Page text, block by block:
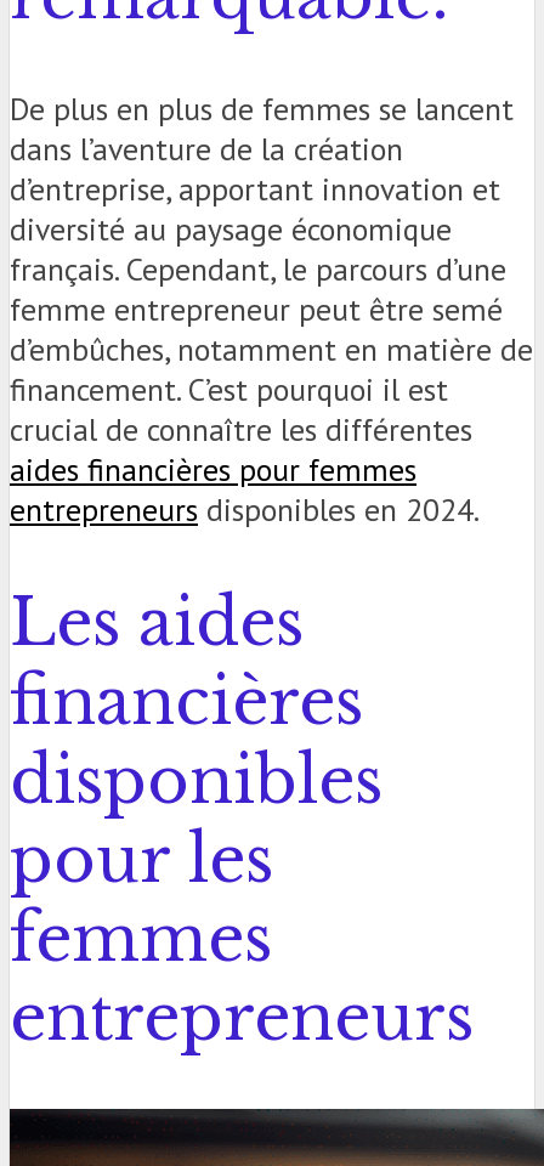
De plus en plus de femmes se lancent
dans l’aventure de la création
d’entreprise, apportant innovation et
diversité au paysage économique
français. Cependant, le parcours d’une
femme entrepreneur peut être semé
d’embûches, notamment en matière de
financement. C’est pourquoi il est
crucial de connaître les différentes
aides financières pour femmes
entrepreneurs disponibles en 2024.
Les aides
financières
disponibles
pour les
femmes
entrepreneurs